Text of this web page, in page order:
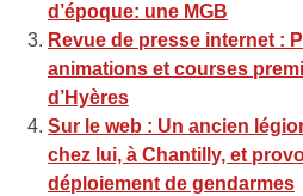
d’époque: une MGB
Revue de presse internet :
animations et courses
d’Hyères
Sur le web : Un ancien
chez lui, à Chantilly, et
déploiement de gendarmes